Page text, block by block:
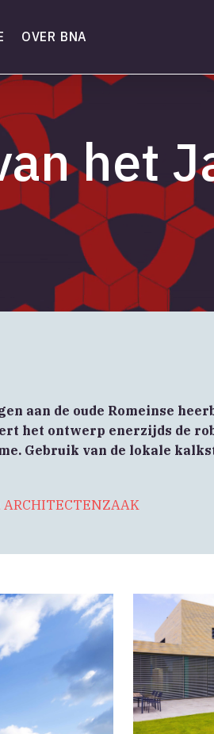
OVER BNA
het
aan de oude Romeinse
het ontwerp enerzijds de
Gebruik van de lokale
ARCHITECTENZAAK